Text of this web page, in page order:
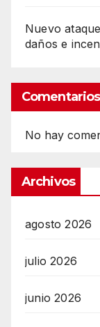
Nuevo
daños e
No hay
Archivos
agosto 2026
julio 2026
junio 2026